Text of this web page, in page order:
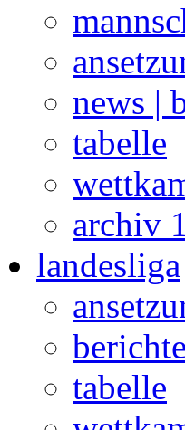
news |
tabelle
archiv
landesliga
berichte
tabelle